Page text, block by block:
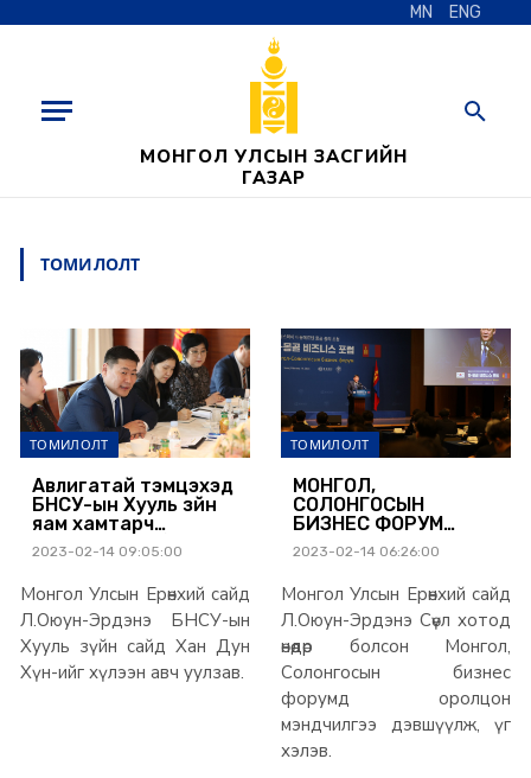
MN ENG
МОНГОЛ УЛСЫН ЗАСГИЙН
ГАЗАР
ТОМИЛОЛТ
ТОМИЛОЛТ
Авлигатай тэмцэхэд
БНСУ-ын Хууль зүйн
яам хамтарч
ажиллахаар боллоо
2023-02-14 09:05:00
Монгол Улсын Ерөнхий сайд
Л.Оюун-Эрдэнэ БНСУ-ын
Хууль зүйн сайд Хан Дун
Хүн-ийг хүлээн авч уулзав.
ТОМИЛОЛТ
МОНГОЛ,
СОЛОНГОСЫН
БИЗНЕС ФОРУМ
СӨҮЛ ХОТНОО БОЛОВ
2023-02-14 06:26:00
Монгол Улсын Ерөнхий сайд
Л.Оюун-Эрдэнэ Сөүл хотод
өнөөдөр болсон Монгол,
Солонгосын бизнес
форумд оролцон
мэндчилгээ дэвшүүлж, үг
хэлэв.